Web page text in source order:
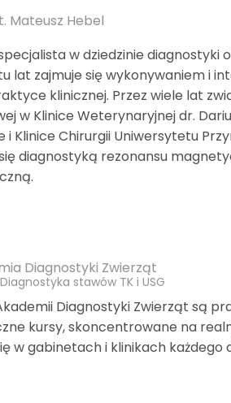
Mateusz Hebel
w dziedzinie diagnostyki
lat zajmuje się wykonywaniem i
klinicznej. Przez wiele lat
w Klinice Weterynaryjnej dr.
i Klinice Chirurgii Uniwersytetu
diagnostyką rezonansu
Diagnostyki Zwierząt
stawów TK i USG
Diagnostyki Zwierząt są
kursy, skoncentrowane na
w gabinetach i klinikach każdego